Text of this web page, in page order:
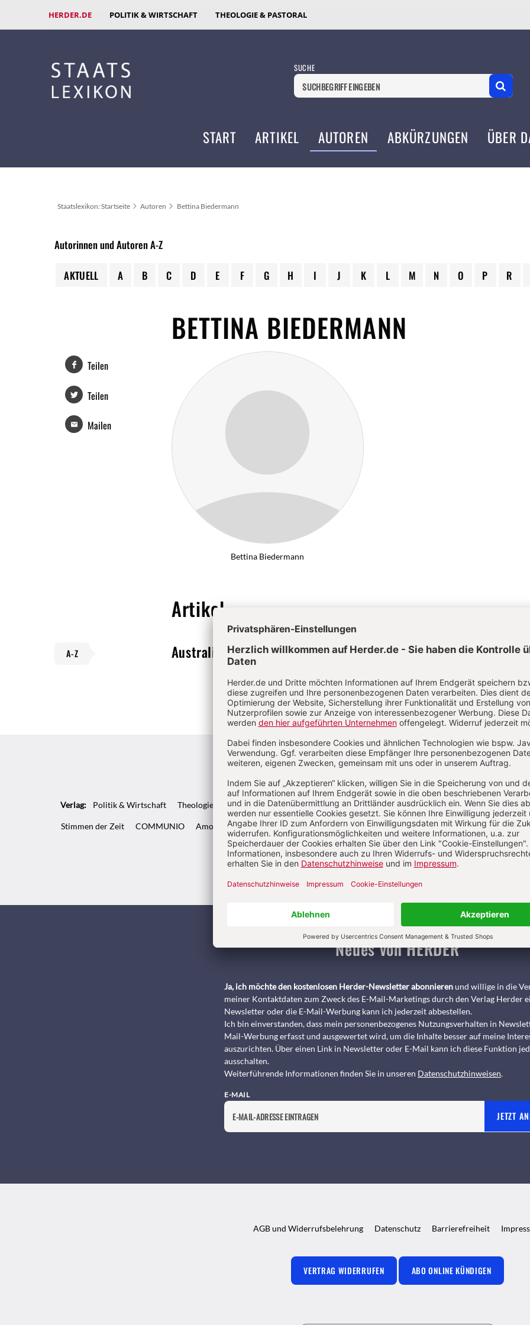
HERDER.DE POLITIK & WIRTSCHAFT THEOLOGIE & PASTORAL
SUCHE
START ARTIKEL AUTOREN ABKÜRZUNGEN ÜBER
Staatslexikon: Startseite Autoren Bettina Biedermann
Autorinnen und Autoren A-Z
AKTUELL A B C D E F G H I J K L M N O P R
BETTINA BIEDERMANN
Bettina Biedermann
Teilen
Teilen
Mailen
Artikel
A-Z Australien und Ozeanien Von Bettina Biedermann, Heribert Dieter
Kategorien: Artikel Autoren Abkürzungen Über das Lexikon
Verlag: Politik & Wirtschaft Theologie & Pastoral Pädagogik & Kinderbuch kindergarten heute Fachmagazin,
Stimmen der Zeit COMMUNIO Amosinternational Biblische Notizen Diakonia Römische Quartalschrift ANTIKE
Kundenservice+49 761 2717200 kundenservice@herder.de Abo online
Neues von HERDER
Ja, ich möchte den kostenlosen Herder-Newsletter abonnierenund willige in die
meiner Kontaktdaten zum Zweck des E-Mail-Marketings durch den Verlag Herder
Newsletter oder die E-Mail-Werbung kann ich jederzeit abbestellen.
Ich bin einverstanden, dass mein personenbezogenes Nutzungsverhalten in
Mail-Werbung erfasst und ausgewertet wird, um die Inhalte besser auf meine
auszurichten. Über einen Link in Newsletter oder E-Mail kann ich diese Funktion
ausschalten.
Weiterführende Informationen finden Sie in unseren Datenschutzhinweisen.
E-MAIL
JETZT
AGB und Widerrufsbelehrung Datenschutz Barrierefreiheit
VERTRAG WIDERRUFEN ABO ONLINE KÜNDIGEN